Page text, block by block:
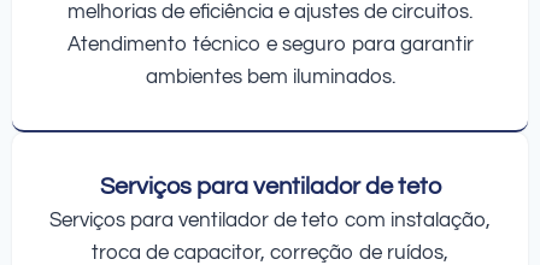
melhorias de eficiência e ajustes de circuitos.
Atendimento técnico e seguro para garantir
ambientes bem iluminados.
Serviços para ventilador de teto
Serviços para ventilador de teto com instalação,
troca de capacitor, correção de ruídos,